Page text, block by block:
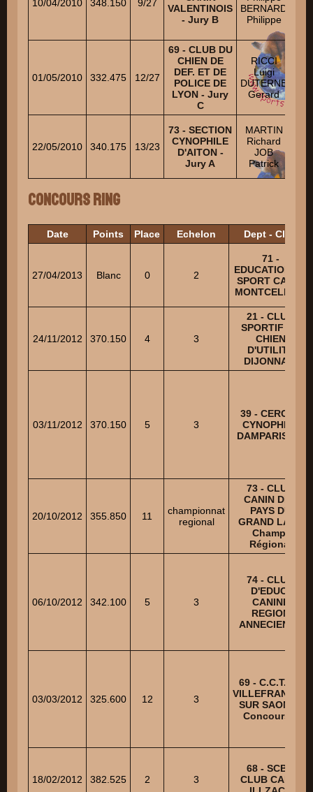
10/04/2010 348.150 9/27
VALENTINOIS
- Jury B
BERNARD
Philippe
01/05/2010 332.475 12/27
69 - CLUB DU
CHIEN DE
DEF. ET DE
POLICE DE
LYON - Jury
C
RICCI
Luigi
DUTERNE
Gerard
22/05/2010 340.175 13/23
73 - SECTION
CYNOPHILE
D'AITON -
Jury A
MARTIN
Richard
JOB
Patrick
Concours Ring
Date Points Place Echelon Dept - Club
27/04/2013 Blanc 0 2
71 -
EDUCATION ET
SPORT CANIN
MONTCELLIEN
24/11/2012 370.150 4 3
21 - CLUB
SPORTIF DU
CHIEN
D'UTILITE
DIJONNAIS
03/11/2012 370.150 5 3
39 - CERCLE
CYNOPHILE
DAMPARISIEN
20/10/2012 355.850 11
championnat
regional
73 - CLUB
CANIN DES
PAYS DU
GRAND LAC -
Champ.
Régional
06/10/2012 342.100 5 3
74 - CLUB
D'EDUC.
CANINE
REGION
ANNECIENNE
03/03/2012 325.600 12 3
69 - C.C.T. DE
VILLEFRANCHE
SUR SAONE -
Concours 1
18/02/2012 382.525 2 3
68 - SCBA
CLUB CANIN